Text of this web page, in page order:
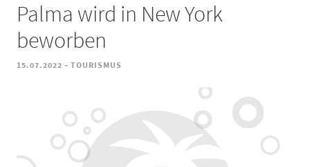
Palma wird in New York
beworben
15.07.2022 - TOURISMUS